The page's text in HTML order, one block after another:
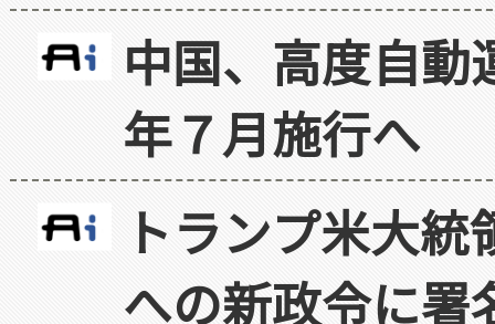
中国、高度自
年７月施行へ
トランプ米大
への新政令に署